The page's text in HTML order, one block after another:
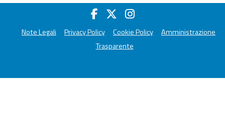
Note Legali Privacy Policy Cookie Policy
Amministrazione
Trasparente